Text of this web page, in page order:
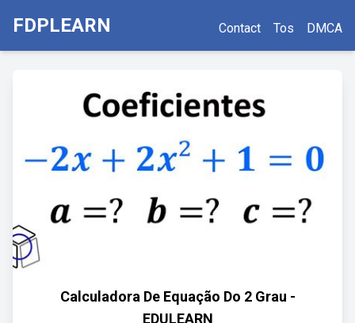
FDPLEARN Contact Tos DMCA
Calculadora De Equação Do 2 Grau -
EDULEARN